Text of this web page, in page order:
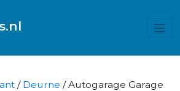
/ Deurne / Autogarage Garage